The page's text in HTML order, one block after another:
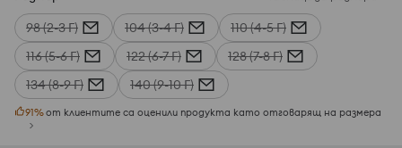
98 (2-3 Г) 104 (3-4 Г)
110 (4-5 Г)
116 (5-6 Г)
122 (6-7 Г)
128 (7-8 Г)
134 (8-9 Г)
140 (9-10 Г)
91%от клиентите са оценили продукта като отговарящ на размера